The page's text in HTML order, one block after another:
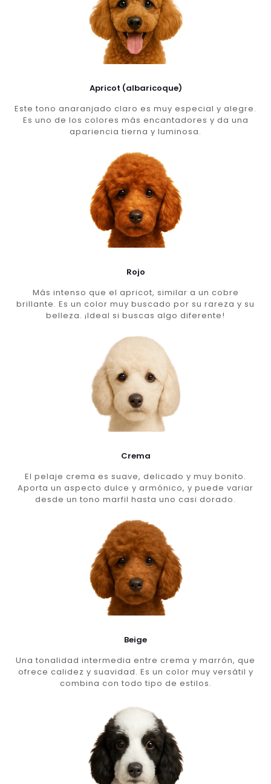
Apricot (albaricoque)
Este tono anaranjado claro es muy especial y alegre.
Es uno de los colores más encantadores y da una
apariencia tierna y luminosa.
Rojo
Más intenso que el apricot, similar a un cobre
brillante. Es un color muy buscado por su rareza y su
belleza. ¡Ideal si buscas algo diferente!
Crema
El pelaje crema es suave, delicado y muy bonito.
Aporta un aspecto dulce y armónico, y puede variar
desde un tono marfil hasta uno casi dorado.
Beige
Una tonalidad intermedia entre crema y marrón, que
ofrece calidez y suavidad. Es un color muy versátil y
combina con todo tipo de estilos.